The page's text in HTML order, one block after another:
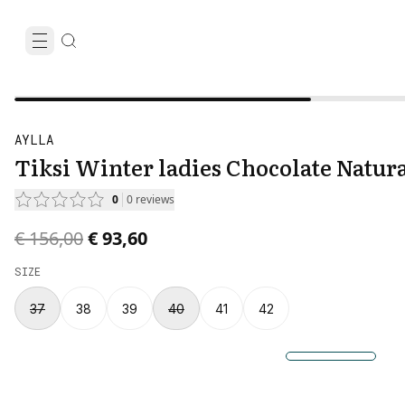
AYLLA
Tiksi Winter ladies Chocolate
0 0 reviews
Original price was € 156,00.
€ 156,00Current price is € 93,60.
€ 93,60
SIZE
37 38 39 40 41 42